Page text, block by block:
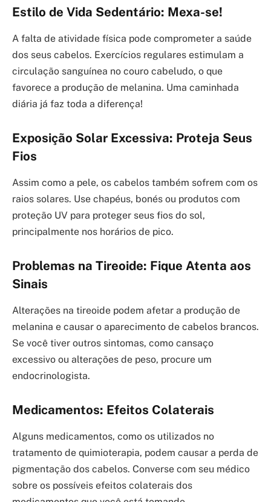
Estilo de Vida Sedentário: Mexa-se!
A falta de atividade física pode comprometer a saúde
dos seus cabelos. Exercícios regulares estimulam a
circulação sanguínea no couro cabeludo, o que
favorece a produção de melanina. Uma caminhada
diária já faz toda a diferença!
Exposição Solar Excessiva: Proteja Seus
Fios
Assim como a pele, os cabelos também sofrem com os
raios solares. Use chapéus, bonés ou produtos com
proteção UV para proteger seus fios do sol,
principalmente nos horários de pico.
Problemas na Tireoide: Fique Atenta aos
Sinais
Alterações na tireoide podem afetar a produção de
melanina e causar o aparecimento de cabelos brancos.
Se você tiver outros sintomas, como cansaço
excessivo ou alterações de peso, procure um
endocrinologista.
Medicamentos: Efeitos Colaterais
Alguns medicamentos, como os utilizados no
tratamento de quimioterapia, podem causar a perda de
pigmentação dos cabelos. Converse com seu médico
sobre os possíveis efeitos colaterais dos